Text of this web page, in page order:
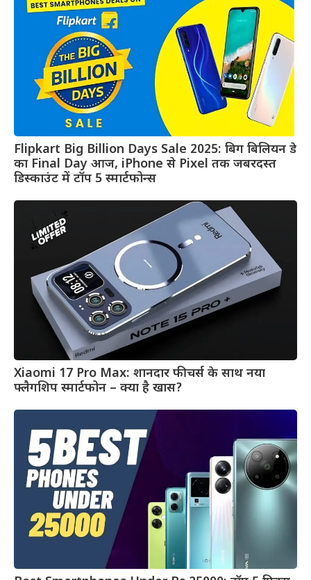
Flipkart Big Billion Days Sale 2025: बिग बिलियन डे
का Final Day आज, iPhone से Pixel तक जबरदस्त
डिस्काउंट में टॉप 5 स्मार्टफोन्स
Xiaomi 17 Pro Max: शानदार फीचर्स के साथ नया
फ्लैगशिप स्मार्टफोन – क्या है खास?